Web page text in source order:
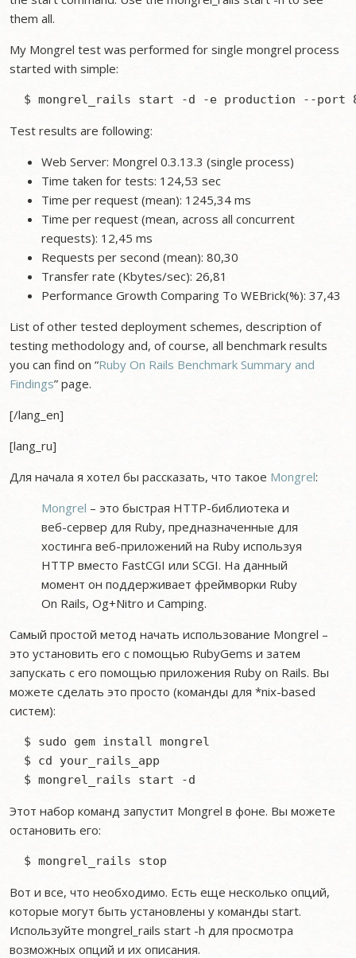
them all.
My Mongrel test was performed for single mongrel process
started with simple:
Test results are following:
Web Server: Mongrel 0.3.13.3 (single process)
Time taken for tests: 124,53 sec
Time per request (mean): 1245,34 ms
Time per request (mean, across all concurrent
requests): 12,45 ms
Requests per second (mean): 80,30
Transfer rate (Kbytes/sec): 26,81
Performance Growth Comparing To WEBrick(%): 37,43
List of other tested deployment schemes, description of
testing methodology and, of course, all benchmark results
you can find on “Ruby On Rails Benchmark Summary and
Findings” page.
[/lang_en]
[lang_ru]
Для начала я хотел бы рассказать, что такое Mongrel:
Mongrel – это быстрая HTTP-библиотека и
веб-сервер для Ruby, предназначенные для
хостинга веб-приложений на Ruby используя
HTTP вместо FastCGI или SCGI. На данный
момент он поддерживает фреймворки Ruby
On Rails, Og+Nitro и Camping.
Самый простой метод начать использование Mongrel –
это установить его с помощью RubyGems и затем
запускать с его помощью приложения Ruby on Rails. Вы
можете сделать это просто (команды для *nix-based
систем):
  $ sudo gem install mongrel
  $ cd your_rails_app
Этот набор команд запустит Mongrel в фоне. Вы можете
остановить его:
Вот и все, что необходимо. Есть еще несколько опций,
которые могут быть установлены у команды start.
Используйте mongrel_rails start -h для просмотра
возможных опций и их описания.